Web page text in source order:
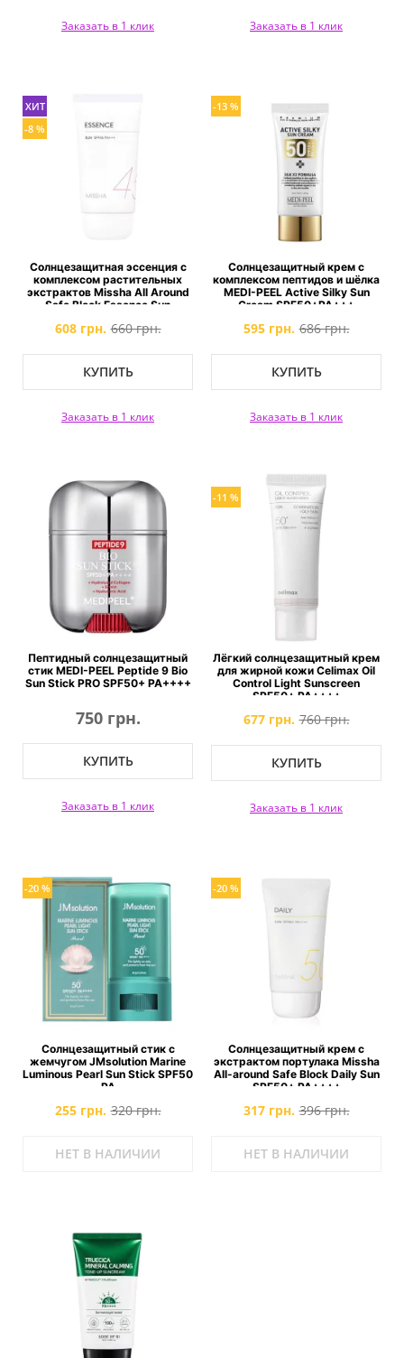
Заказать в 1 клик Заказать в 1 клик
ХИТ
-8 %
Солнцезащитная эссенция с
комплексом растительных
экстрактов Missha All Around
Safe Block Essence Sun
608 грн. 660 грн.
КУПИТЬ
Заказать в 1 клик
-13 %
Солнцезащитный крем с
комплексом пептидов и шёлка
MEDI-PEEL Active Silky Sun
Cream SPF50+PA+++
595 грн. 686 грн.
КУПИТЬ
Заказать в 1 клик
Пептидный солнцезащитный
стик MEDI-PEEL Peptide 9 Bio
Sun Stick PRO SPF50+ PA++++
750 грн.
КУПИТЬ
Заказать в 1 клик
-11 %
Лёгкий солнцезащитный крем
для жирной кожи Celimax Oil
Control Light Sunscreen
SPF50+ PA++++
677 грн. 760 грн.
КУПИТЬ
Заказать в 1 клик
-20 %
Солнцезащитный стик с
жемчугом JMsolution Marine
Luminous Pearl Sun Stick SPF50
PA
255 грн. 320 грн.
НЕТ В НАЛИЧИИ
-20 %
Солнцезащитный крем с
экстрактом портулака Missha
All-around Safe Block Daily Sun
SPF50+ PA++++
317 грн. 396 грн.
НЕТ В НАЛИЧИИ